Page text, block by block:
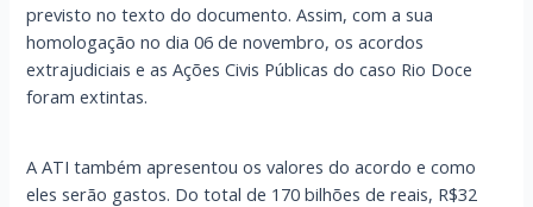
previsto no texto do documento. Assim, com a sua
homologação no dia 06 de novembro, os acordos
extrajudiciais e as Ações Civis Públicas do caso Rio Doce
foram extintas.
A ATI também apresentou os valores do acordo e como
eles serão gastos. Do total de 170 bilhões de reais, R$32